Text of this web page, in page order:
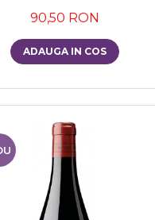
90,50 RON
ADAUGA IN COS